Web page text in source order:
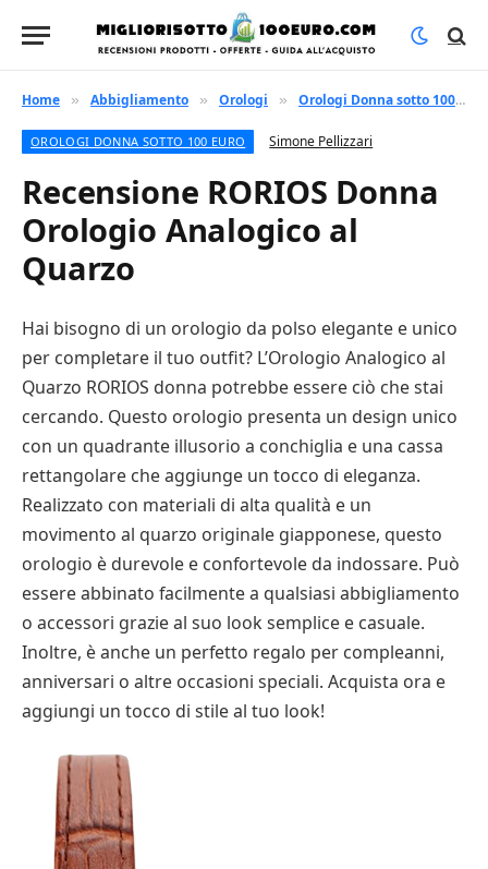
Home » Abbigliamento » Orologi » Orologi Donna sotto 100 euro
OROLOGI DONNA SOTTO 100 EURO Simone Pellizzari
Recensione RORIOS Donna
Orologio Analogico al
Quarzo
Hai bisogno di un orologio da polso elegante e unico
per completare il tuo outfit? L’Orologio Analogico al
Quarzo RORIOS donna potrebbe essere ciò che stai
cercando. Questo orologio presenta un design unico
con un quadrante illusorio a conchiglia e una cassa
rettangolare che aggiunge un tocco di eleganza.
Realizzato con materiali di alta qualità e un
movimento al quarzo originale giapponese, questo
orologio è durevole e confortevole da indossare. Può
essere abbinato facilmente a qualsiasi abbigliamento
o accessori grazie al suo look semplice e casuale.
Inoltre, è anche un perfetto regalo per compleanni,
anniversari o altre occasioni speciali. Acquista ora e
aggiungi un tocco di stile al tuo look!